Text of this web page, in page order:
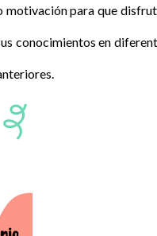
motivación para que
conocimientos en